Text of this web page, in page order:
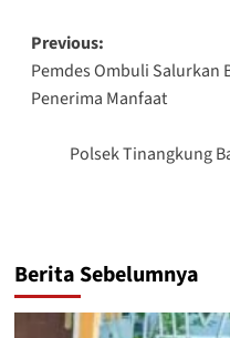
Post
navigation
Previous:
Pemdes Ombuli Salurkan
Penerima Manfaat
Polsek Tinangkung
Berita Sebelumnya